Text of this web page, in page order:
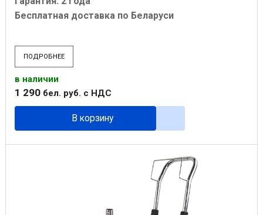
Бесплатная доставка по Беларуси
ПОДРОБНЕЕ
в наличии
1 290 бел. руб. с НДС
В корзину